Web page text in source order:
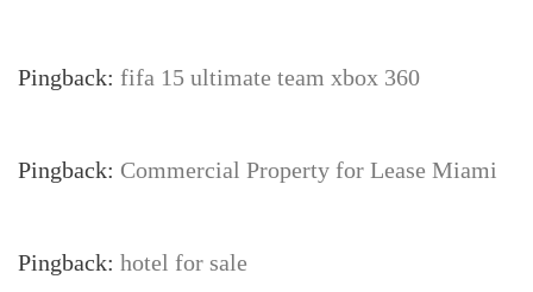
Pingback: fifa 15 ultimate team xbox 360
Pingback: Commercial Property for Lease Miami
Pingback: hotel for sale